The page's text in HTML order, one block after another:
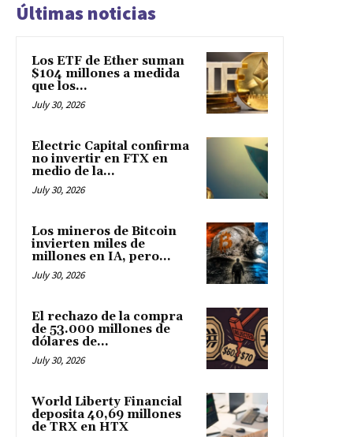
Últimas noticias
Los ETF de Ether suman
$104 millones a medida
que los...
July 30, 2026
Electric Capital confirma
no invertir en FTX en
medio de la...
July 30, 2026
Los mineros de Bitcoin
invierten miles de
millones en IA, pero...
July 30, 2026
El rechazo de la compra
de 53.000 millones de
dólares de...
July 30, 2026
World Liberty Financial
deposita 40,69 millones
de TRX en HTX